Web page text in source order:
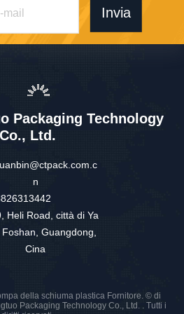
Invia
Packaging Technology
Co., Ltd.
n
Heli Road, città di Ya
Foshan, Guangdong,
Cina
della schiuma plastica Fornitore. © di
Packaging Technology Co., Ltd. . Tutti i